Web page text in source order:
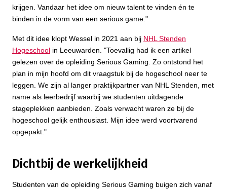
krijgen. Vandaar het idee om nieuw talent te vinden én te
binden in de vorm van een serious game."
Met dit idee klopt Wessel in 2021 aan bij NHL Stenden
Hogeschool in Leeuwarden. "Toevallig had ik een artikel
gelezen over de opleiding Serious Gaming. Zo ontstond het
plan in mijn hoofd om dit vraagstuk bij de hogeschool neer te
leggen. We zijn al langer praktijkpartner van NHL Stenden, met
name als leerbedrijf waarbij we studenten uitdagende
stageplekken aanbieden. Zoals verwacht waren ze bij de
hogeschool gelijk enthousiast. Mijn idee werd voortvarend
opgepakt."
Dichtbij de werkelijkheid
Studenten van de opleiding Serious Gaming buigen zich vanaf